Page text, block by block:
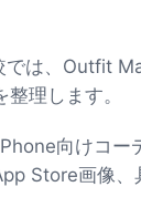
は、Outfit
理します。
向けコー
Store画像